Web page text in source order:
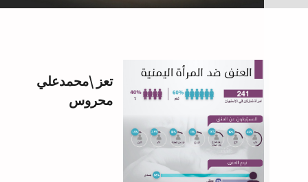
تعز \محمدعلي
محروس